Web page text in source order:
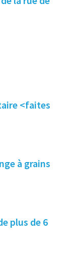
<faites
à grains
plus de 6